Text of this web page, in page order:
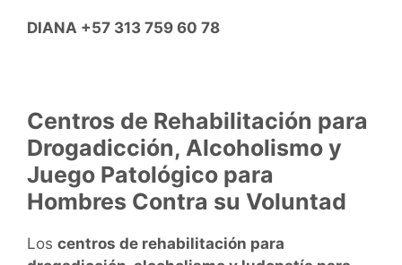
DIANA +57 313 759 60 78
Centros de Rehabilitación para
Drogadicción, Alcoholismo y
Juego Patológico para
Hombres Contra su Voluntad
Los centros de rehabilitación para